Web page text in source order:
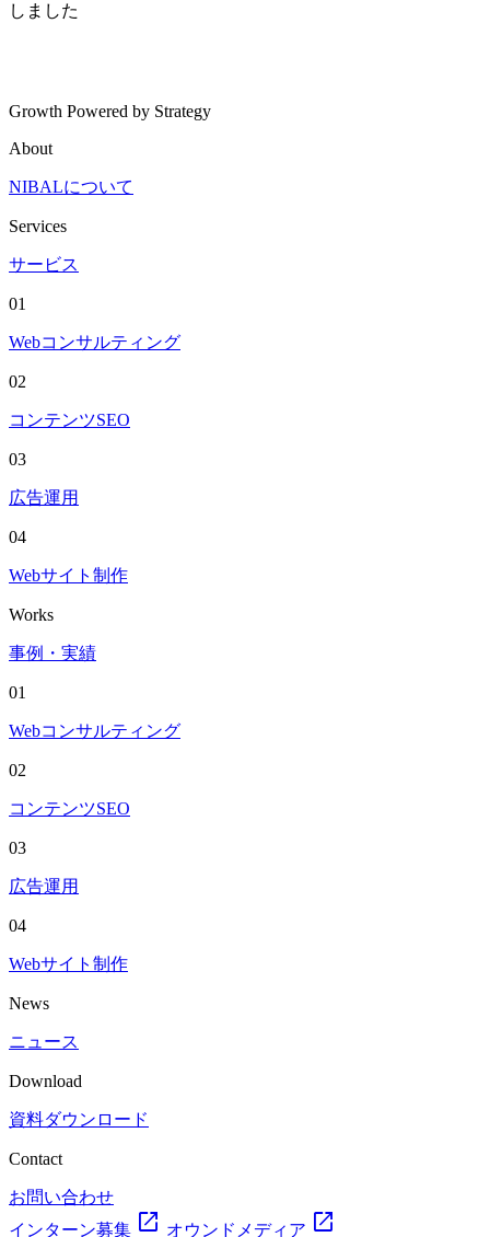
しました
Growth Powered by Strategy
About
NIBALについて
Services
サービス
01
Webコンサルティング
02
コンテンツSEO
03
広告運用
04
Webサイト制作
Works
事例・実績
01
Webコンサルティング
02
コンテンツSEO
03
広告運用
04
Webサイト制作
News
ニュース
Download
資料ダウンロード
Contact
お問い合わせ
インターン募集 open_in_new オウンドメディア open_in_new